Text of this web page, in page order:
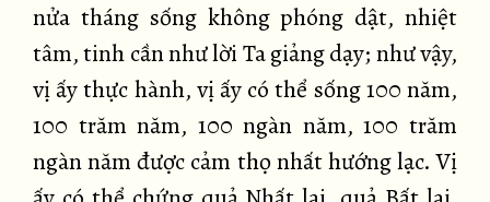
nửa tháng sống không phóng dật, nhiệt
tâm, tinh cần như lời Ta giảng dạy; như vậy,
vị ấy thực hành, vị ấy có thể sống 100 năm,
100 trăm năm, 100 ngàn năm, 100 trăm
ngàn năm được cảm thọ nhất hướng lạc. Vị